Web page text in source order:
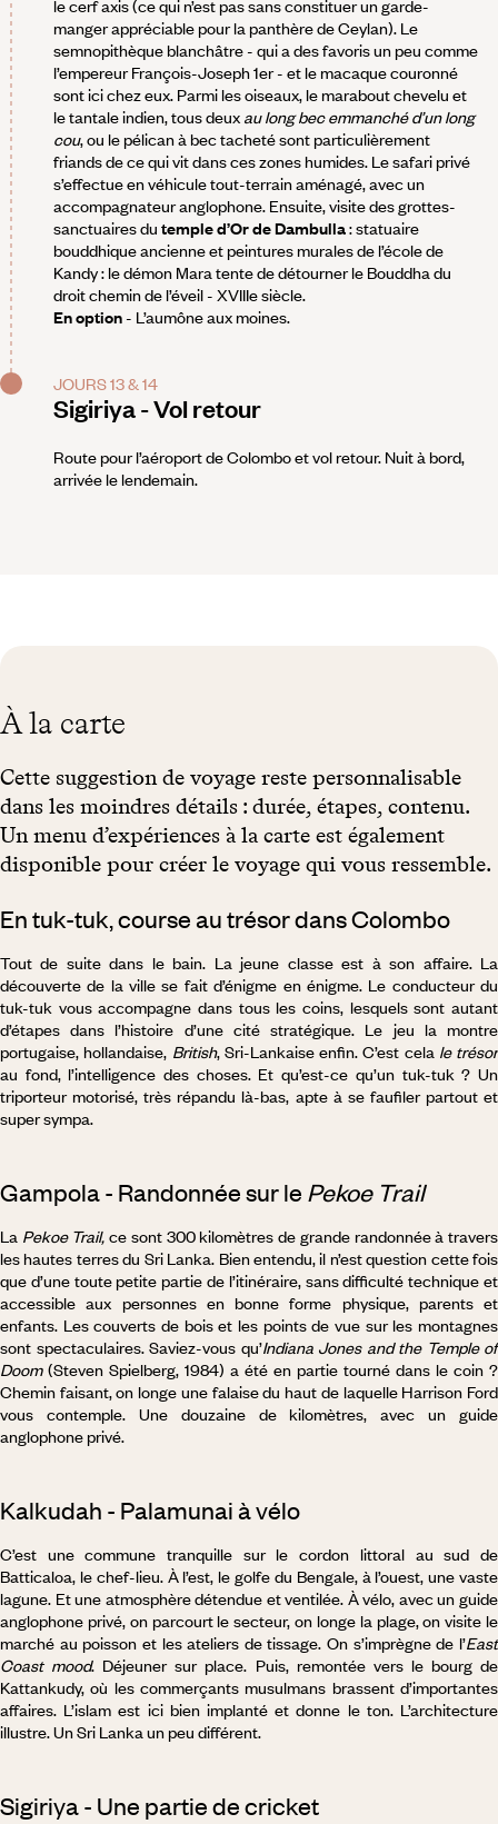
le cerf axis (ce qui n’est pas sans constituer un garde-
manger appréciable pour la panthère de Ceylan). Le
semnopithèque blanchâtre - qui a des favoris un peu comme
l’empereur François-Joseph 1er - et le macaque couronné
sont ici chez eux. Parmi les oiseaux, le marabout chevelu et
le tantale indien, tous deux au long bec emmanché d’un long
cou, ou le pélican à bec tacheté sont particulièrement
friands de ce qui vit dans ces zones humides. Le safari privé
s’effectue en véhicule tout-terrain aménagé, avec un
accompagnateur anglophone. Ensuite, visite des grottes-
sanctuaires du temple d’Or de Dambulla: statuaire
bouddhique ancienne et peintures murales de l’école de
Kandy : le démon Mara tente de détourner le Bouddha du
droit chemin de l’éveil - XVIIIe siècle.
En option- L’aumône aux moines.
JOURS 13 & 14
Sigiriya - Vol retour
Route pour l’aéroport de Colombo et vol retour. Nuit à bord,
arrivée le lendemain.
À la carte
Cette suggestion de voyage reste personnalisable
dans les moindres détails : durée, étapes, contenu.
Un menu d’expériences à la carte est également
disponible pour créer le voyage qui vous ressemble.
En tuk-tuk, course au trésor dans Colombo
Tout de suite dans le bain. La jeune classe est à son affaire. La
découverte de la ville se fait d’énigme en énigme. Le conducteur du
tuk-tuk vous accompagne dans tous les coins, lesquels sont autant
d’étapes dans l’histoire d’une cité stratégique. Le jeu la montre
portugaise, hollandaise, British, Sri-Lankaise enfin. C’est cela le trésor
au fond, l’intelligence des choses. Et qu’est-ce qu’un tuk-tuk ? Un
triporteur motorisé, très répandu là-bas, apte à se faufiler partout et
super sympa.
Gampola - Randonnée sur le Pekoe Trail
La Pekoe Trail, ce sont 300 kilomètres de grande randonnée à travers
les hautes terres du Sri Lanka. Bien entendu, il n’est question cette fois
que d’une toute petite partie de l’itinéraire, sans difficulté technique et
accessible aux personnes en bonne forme physique, parents et
enfants. Les couverts de bois et les points de vue sur les montagnes
sont spectaculaires. Saviez-vous qu’Indiana Jones and the Temple of
Doom(Steven Spielberg, 1984) a été en partie tourné dans le coin ?
Chemin faisant, on longe une falaise du haut de laquelle Harrison Ford
vous contemple. Une douzaine de kilomètres, avec un guide
anglophone privé.
Kalkudah - Palamunai à vélo
C’est une commune tranquille sur le cordon littoral au sud de
Batticaloa, le chef-lieu. À l’est, le golfe du Bengale, à l’ouest, une vaste
lagune. Et une atmosphère détendue et ventilée. À vélo, avec un guide
anglophone privé, on parcourt le secteur, on longe la plage, on visite le
marché au poisson et les ateliers de tissage. On s’imprègne de l’East
Coast mood. Déjeuner sur place. Puis, remontée vers le bourg de
Kattankudy, où les commerçants musulmans brassent d’importantes
affaires. L’islam est ici bien implanté et donne le ton. L’architecture
illustre. Un Sri Lanka un peu différent.
Sigiriya - Une partie de cricket